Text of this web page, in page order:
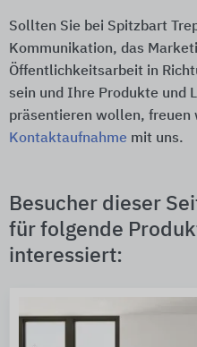
Sollten Sie bei Spitzbart
Kommunikation, das
Öffentlichkeitsarbeit in
sein und Ihre Produkte und
präsentieren wollen, freuen
Kontaktaufnahme mit uns.
Besucher dieser
für folgende
interessiert: